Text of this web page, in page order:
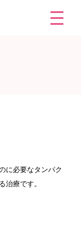
に必要なタンパク
治療です。